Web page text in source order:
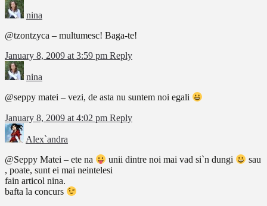
nina
@tzontzyca – multumesc! Baga-te!
January 8, 2009 at 3:59 pm Reply
nina
@seppy matei – vezi, de asta nu suntem noi egali
January 8, 2009 at 4:02 pm Reply
Alex`andra
@Seppy Matei – ete na unii dintre noi mai vad si`n dungi
sau
, poate, sunt ei mai neintelesi
fain articol nina.
bafta la concurs